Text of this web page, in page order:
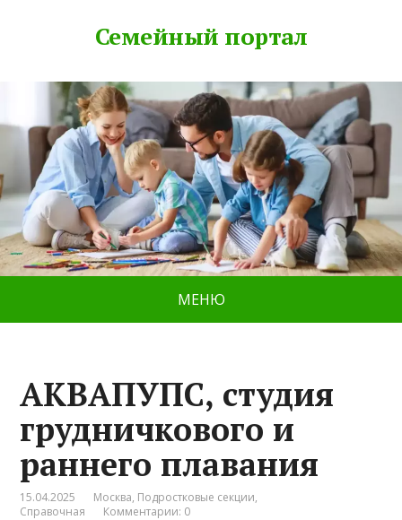
Семейный портал
МЕНЮ
АКВАПУПС, студия
грудничкового и
раннего плавания
15.04.2025 Москва, Подростковые секции,
Справочная
Комментарии: 0